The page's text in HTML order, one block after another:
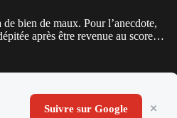
bien de maux. Pour l’anecdote,
après être revenue au score…
Suivre sur Google